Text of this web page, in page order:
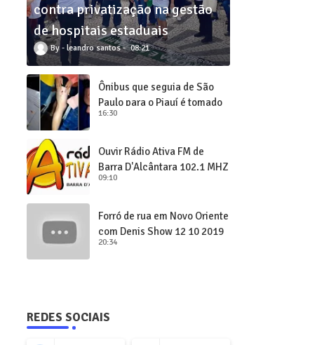
contra privatização na gestão
de hospitais estaduais
leandro santos 08:21
Ônibus que seguia de São
Paulo para o Piauí é tomado
de assalto
16:30
Ouvir Rádio Ativa FM de
Barra D'Alcântara 102,1 MHZ
09:10
Forró de rua em Novo Oriente
com Denis Show 12 10 2019
20:34
REDES SOCIAIS